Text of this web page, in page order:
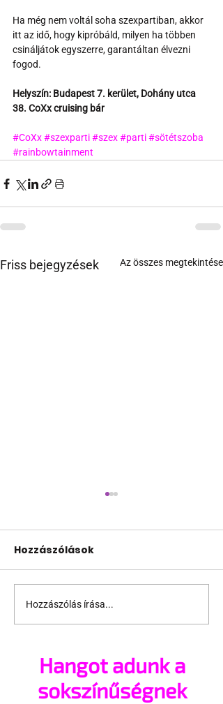
Ha még nem voltál soha szexpartiban, akkor
itt az idő, hogy kipróbáld, milyen ha többen
csináljátok egyszerre, garantáltan élvezni
fogod.
Helyszín: Budapest 7. kerület, Dohány utca
38. CoXx cruising bár
#CoXx#szexparti#szex#parti#sötétszoba
#rainbowtainment
Friss bejegyzések Az összes megtekintése
A mellrákszűrésről
senki sem beszél a
után - pedig kellene
Hozzászólások
Hozzászólás írása...
Hangot adunk a
sokszínűségnek